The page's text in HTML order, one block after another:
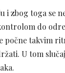
i zbog toga se
do
počne takvim
U tom